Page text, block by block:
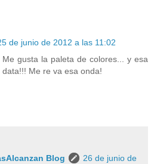
de junio de 2012 a las 11:02
gusta la paleta de colores... y esa
Me re va esa onda!
Blog
26 de junio de